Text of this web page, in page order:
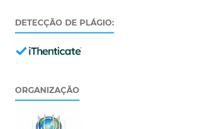
DETECÇÃO DE PLÁGIO:
ORGANIZAÇÃO